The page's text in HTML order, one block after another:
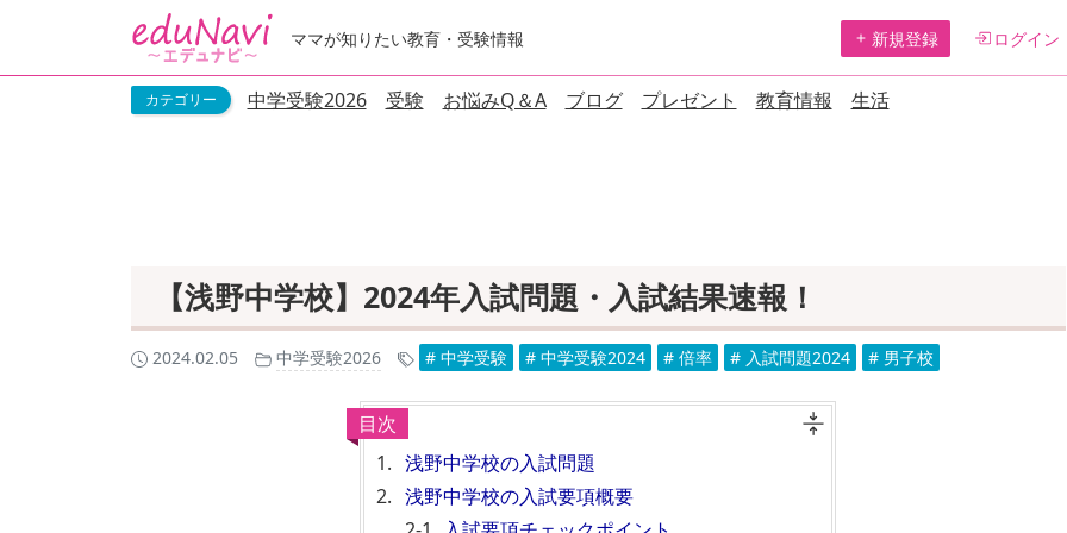
ママが知りたい教育・受験情報 新規登録 ログイン
中学受験2026 受験 お悩みQ＆A ブログ プレゼント 教育情報 生活
【浅野中学校】2024年入試問題・入試結果速報！
2024.02.05 中学受験2026 # 中学受験 # 中学受験2024 # 倍率 # 入試問題2024 # 男子校
目次
浅野中学校の入試問題
浅野中学校の入試要項概要